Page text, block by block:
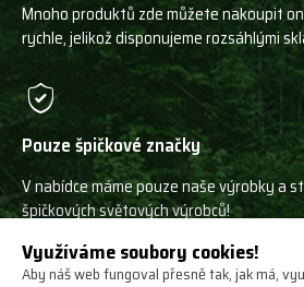
Mnoho produktů zde můžete nakoupit
rychle, jelikož disponujeme rozsáhlými
Pouze špičkové značky
V nabídce máme pouze naše výrobky a
špičkových světových výrobců!
Využíváme soubory cookies!
Aby náš web fungoval přesně tak, jak má,